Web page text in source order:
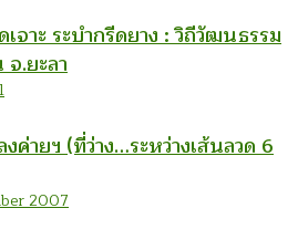
จาะ ระบำกรีดยาง : วิถีวัฒนธรรม
.ยะลา
ค่ายฯ (ที่ว่าง…ระหว่างเส้นลวด 6
2007